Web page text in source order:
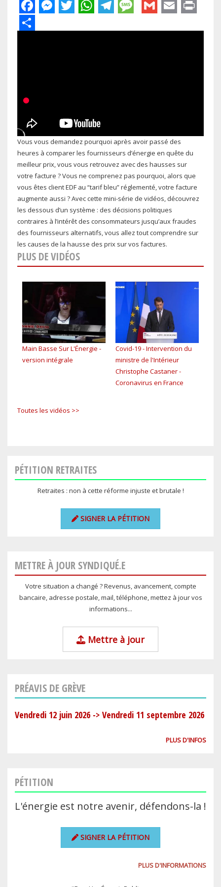
Vous vous demandez pourquoi après avoir passé des
heures à comparer les fournisseurs d’énergie en quête du
meilleur prix, vous vous retrouvez avec des hausses sur
votre facture ? Vous ne comprenez pas pourquoi, alors que
vous êtes client EDF au “tarif bleu” réglementé, votre facture
augmente aussi ? Avec cette mini-série de vidéos, découvrez
les dessous d’un système : des décisions politiques
contraires à l’intérêt des consommateurs jusqu’aux fraudes
des fournisseurs alternatifs, vous allez tout comprendre sur
les causes de la hausse des prix sur vos factures.
PLUS DE VIDÉOS
Main Basse Sur L'Énergie -
version intégrale
Covid-19 - Intervention du
ministre de l'Intérieur
Christophe Castaner -
Coronavirus en France
Toutes les vidéos >>
PÉTITION RETRAITES
Retraites : non à cette réforme injuste et brutale !
SIGNER LA PÉTITION
METTRE À JOUR SYNDIQUÉ.E
Votre situation a changé ? Revenus, avancement, compte
bancaire, adresse postale, mail, téléphone, mettez à jour vos
informations...
Mettre à jour
PRÉAVIS DE GRÈVE
Vendredi 12 juin 2026 -> Vendredi 11 septembre 2026
PLUS D'INFOS
PÉTITION
L'énergie est notre avenir, défendons-la !
SIGNER LA PÉTITION
PLUS D'INFORMATIONS